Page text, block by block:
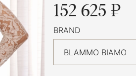
152 625 ₽
BRAND
BLAMMO BIAMO